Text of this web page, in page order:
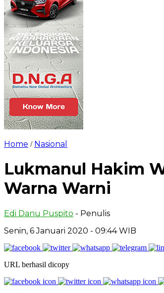
Home / Nasional
Lukmanul Hakim
Warna Warni
Edi Danu Puspito - Penulis
Senin, 6 Januari 2020 - 09:44 WIB
URL berhasil dicopy